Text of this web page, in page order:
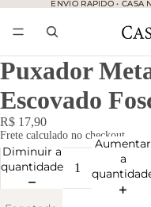
ENVIO RÁPIDO • CASA
ENVIO RÁPIDO • CASA
Puxador
Escovado
R$ 17,90
Frete calculado no checkout.
Diminuir a
quantidade
Aumentar
a